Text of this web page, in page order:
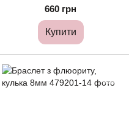
660 грн
Купити